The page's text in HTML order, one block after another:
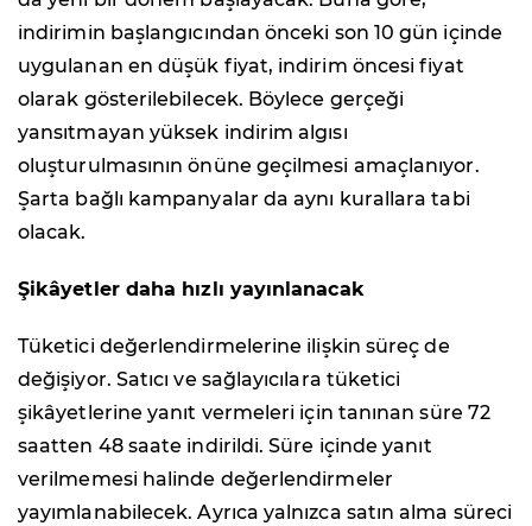
indirimin başlangıcından önceki son 10 gün içinde
uygulanan en düşük fiyat, indirim öncesi fiyat
olarak gösterilebilecek. Böylece gerçeği
yansıtmayan yüksek indirim algısı
oluşturulmasının önüne geçilmesi amaçlanıyor.
Şarta bağlı kampanyalar da aynı kurallara tabi
olacak.
Şikâyetler daha hızlı yayınlanacak
Tüketici değerlendirmelerine ilişkin süreç de
değişiyor. Satıcı ve sağlayıcılara tüketici
şikâyetlerine yanıt vermeleri için tanınan süre 72
saatten 48 saate indirildi. Süre içinde yanıt
verilmemesi halinde değerlendirmeler
yayımlanabilecek. Ayrıca yalnızca satın alma süreci